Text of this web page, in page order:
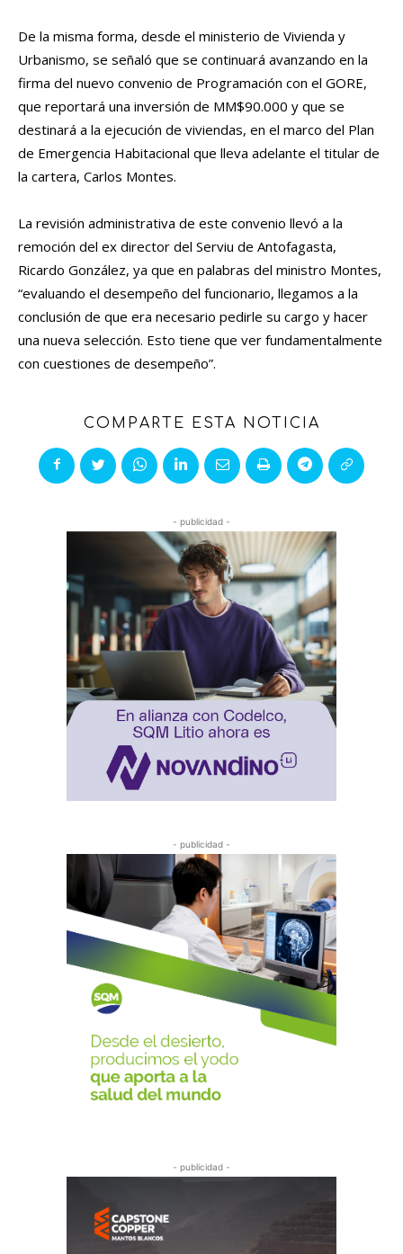
De la misma forma, desde el ministerio de Vivienda y
Urbanismo, se señaló que se continuará avanzando en la
firma del nuevo convenio de Programación con el GORE,
que reportará una inversión de MM$90.000 y que se
destinará a la ejecución de viviendas, en el marco del Plan
de Emergencia Habitacional que lleva adelante el titular de
la cartera, Carlos Montes.
La revisión administrativa de este convenio llevó a la
remoción del ex director del Serviu de Antofagasta,
Ricardo González, ya que en palabras del ministro Montes,
“evaluando el desempeño del funcionario, llegamos a la
conclusión de que era necesario pedirle su cargo y hacer
una nueva selección. Esto tiene que ver fundamentalmente
con cuestiones de desempeño”.
COMPARTE ESTA NOTICIA
- publicidad -
- publicidad -
- publicidad -